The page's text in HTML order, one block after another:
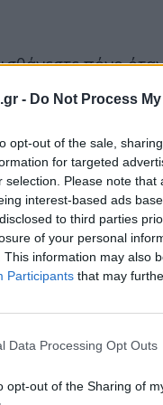
- Do Not Process
opt-out of the sale,
for targeted
selection. Please note
interest-based ads
to third parties
of your personal
This information may also
Participants that may
Data Processing Opt Outs
opt-out of the Sharing of
πόνο
σου σύστημα
πόνος είναι ένα
Denk,
στην
σώμα που
ότι το σώμα
στον εγκέφαλό σας
μέχρι το